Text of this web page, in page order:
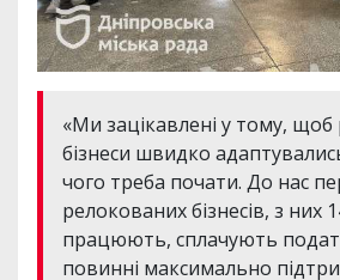
«Ми зацікавлені у тому, щоб
бізнеси швидко
чого треба почати. До нас
релокованих бізнесів, з них
працюють, сплачують
повинні максимально